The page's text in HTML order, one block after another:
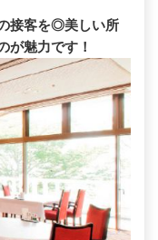
接客を◎美しい所
が魅力です！